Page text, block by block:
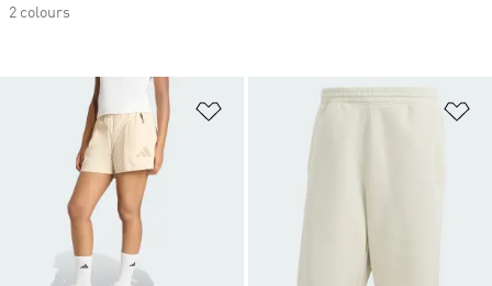
Add to Wishlist
2 colours